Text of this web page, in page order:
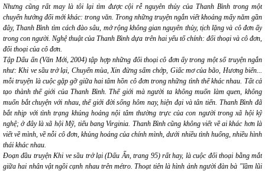
Nhưng cũng rất may là tôi lại tìm được cội rễ nguyên thủy của Thanh Bình trong một
chuyển hướng đổi mới khác: trong văn. Trong những truyện ngắn viết khoảng mấy năm gần
đây, Thanh Bình tìm cách đào sâu, mở rộng không gian nguyên thủy, tịch lặng và cô đơn ấy
trong con người. Nghệ thuật của Thanh Bình dựa trên hai yếu tố chính: đối thoại và cô đơn,
đối thoại của cô đơn.
TậpDấu ấn(Văn Mới, 2004) tập hợp những đối thoại cô đơn ấy trong một số truyện ngắn
như:Khi ve sầu trở lại, Chuyển mùa, Xin đừng sấm chớp, Giấc mơ của bão, Hương biển...
mỗi truyện là cuộc gặp gỡ giữa hai tâm hồn cô đơn trong những tình thế khác nhau. Tất cả
tạo thành thế giới của Thanh Bình. Thế giới mà người ta không muốn làm quen, không
muốn bắt chuyện với nhau, thế giới đời sống hôm nay, hiện đại và tân tiến. Thanh Bình đã
bắt nhịp với tình trạng khủng hoảng nội tâm thường trực của con người trong xã hội kỹ
nghệ; ở đây là xã hội Mỹ, tiểu bang Virginia. Thanh Bình cũng không viết về ai khác hơn là
viết về mình, về nỗi cô đơn, khủng hoảng của chính mình, dưới nhiều tình huống, nhiều hình
thái khác nhau.
Đoạn đầu truyệnKhi ve sầu trở lại(Dấu Ấn, trang 95) rất hay, là cuộc đối thoại bằng mắt
giữa hai nhân vật ngồi cạnh nhau trên métro. Thoạt tiên là hình ảnh người đàn bà "lầm lũi